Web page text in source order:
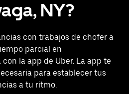
NY?
con trabajos de chofer a
parcial en
la app de Uber. La app te
para establecer tus
a tu ritmo.